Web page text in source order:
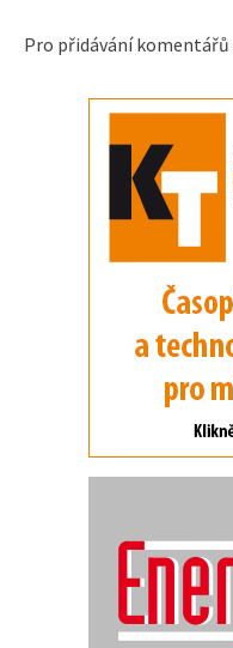
Pro přidávání komentářů